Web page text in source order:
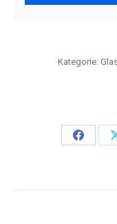
Kategorie:
Share